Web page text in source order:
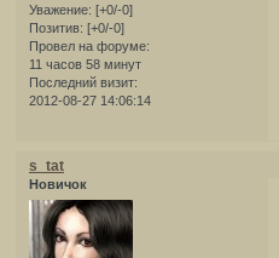
Уважение: [+0/-0]
Позитив: [+0/-0]
Провел на форуме:
11 часов 58 минут
Последний визит:
2012-08-27 14:06:14
s_tat
Новичок